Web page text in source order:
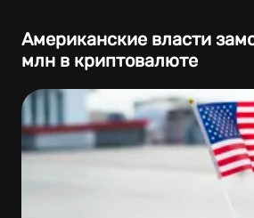
Американские власти
млн в криптовалюте